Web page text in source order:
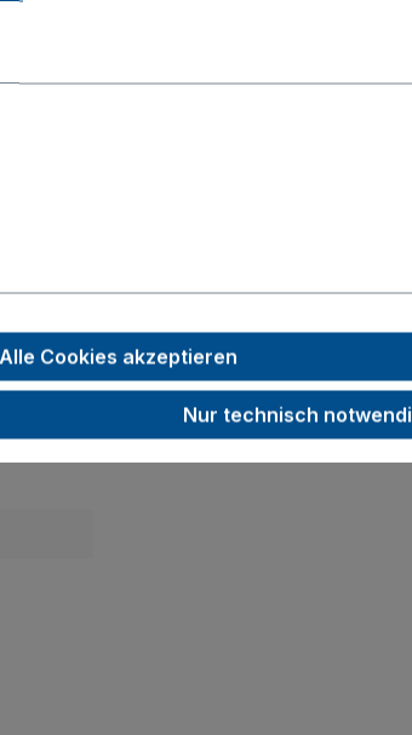
und
sicheres und bodenschonendes
Alle Cookies akzeptieren
Nur technisch